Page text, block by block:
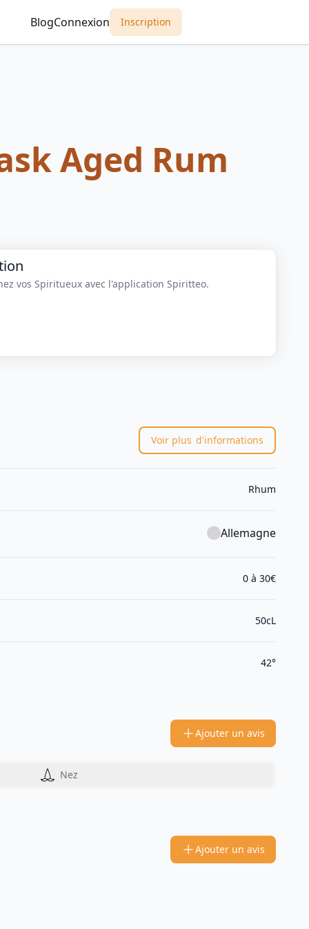
BlogConnexion Inscription
Aged Rum
vos Spiritueux avec l'application Spiritteo.
Voir plus d'informations
Rhum
Allemagne
0 à 30€
50cL
42°
Ajouter un avis
Nez
Ajouter un avis